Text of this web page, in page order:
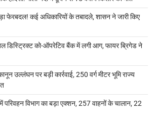
फेरबदल! कई अधिकारियों के तबादले, शासन ने जारी किए
डिस्ट्रिक्ट को-ऑपरेटिव बैंक में लगी आग, फायर ब्रिगेड ने
उल्लंघन पर बड़ी कार्रवाई, 250 वर्ग मीटर भूमि राज्य
में परिवहन विभाग का बड़ा एक्शन, 257 वाहनों के चालान, 22